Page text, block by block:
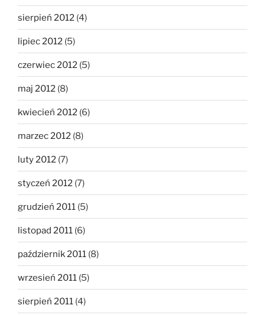
sierpień 2012 (4)
lipiec 2012 (5)
czerwiec 2012 (5)
maj 2012 (8)
kwiecień 2012 (6)
marzec 2012 (8)
luty 2012 (7)
styczeń 2012 (7)
grudzień 2011 (5)
listopad 2011 (6)
październik 2011 (8)
wrzesień 2011 (5)
sierpień 2011 (4)